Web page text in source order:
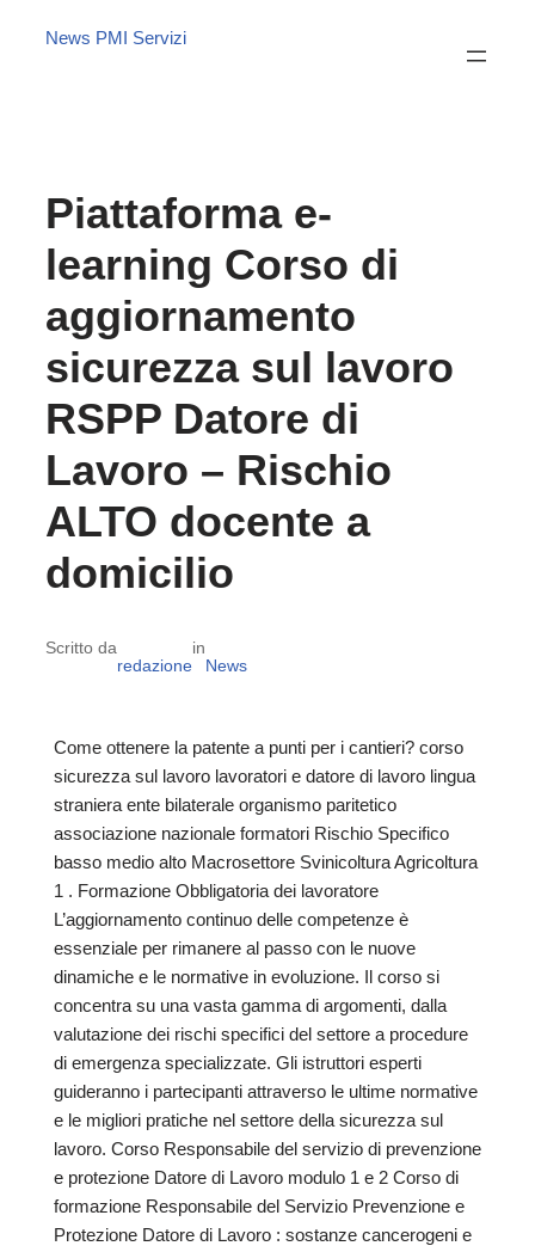
News PMI Servizi
Piattaforma e-
learning Corso di
aggiornamento
sicurezza sul lavoro
RSPP Datore di
Lavoro – Rischio
ALTO docente a
domicilio
Scritto da
redazione
in
News
Come ottenere la patente a punti per i cantieri? corso
sicurezza sul lavoro lavoratori e datore di lavoro lingua
straniera ente bilaterale organismo paritetico
associazione nazionale formatori Rischio Specifico
basso medio alto Macrosettore Svinicoltura Agricoltura
1 . Formazione Obbligatoria dei lavoratore
L’aggiornamento continuo delle competenze è
essenziale per rimanere al passo con le nuove
dinamiche e le normative in evoluzione. Il corso si
concentra su una vasta gamma di argomenti, dalla
valutazione dei rischi specifici del settore a procedure
di emergenza specializzate. Gli istruttori esperti
guideranno i partecipanti attraverso le ultime normative
e le migliori pratiche nel settore della sicurezza sul
lavoro. Corso Responsabile del servizio di prevenzione
e protezione Datore di Lavoro modulo 1 e 2 Corso di
formazione Responsabile del Servizio Prevenzione e
Protezione Datore di Lavoro : sostanze cancerogeni e